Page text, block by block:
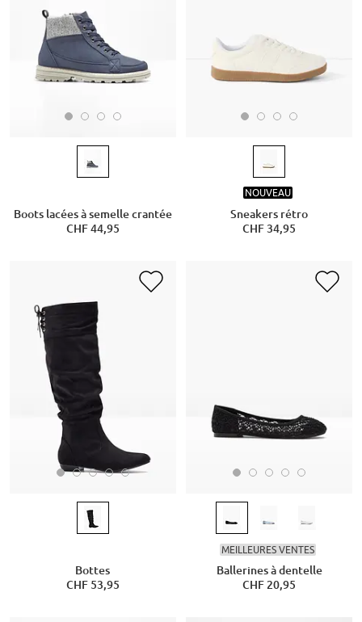
Boots lacées à semelle crantée
CHF 44,95
NOUVEAU
Sneakers rétro
CHF 34,95
Bottes
CHF 53,95
MEILLEURES VENTES
Ballerines à dentelle
CHF 20,95